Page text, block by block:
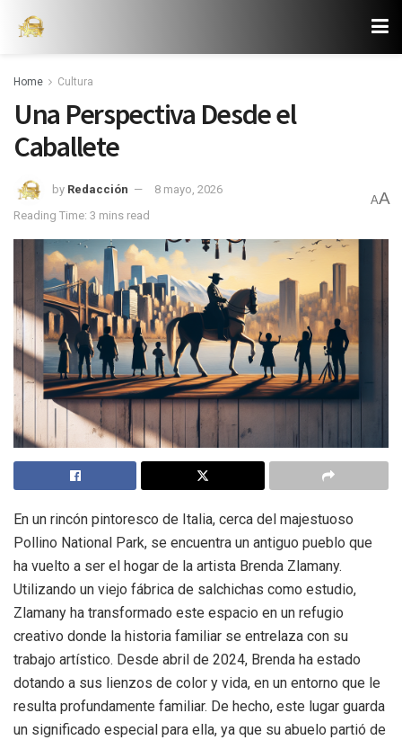
Home Cultura
Una Perspectiva Desde el
Caballete
by Redacción
8 mayo, 2026
Reading Time: 3 mins read
AA
En un rincón pintoresco de Italia, cerca del majestuoso
Pollino National Park, se encuentra un antiguo pueblo que
ha vuelto a ser el hogar de la artista Brenda Zlamany.
Utilizando un viejo fábrica de salchichas como estudio,
Zlamany ha transformado este espacio en un refugio
creativo donde la historia familiar se entrelaza con su
trabajo artístico. Desde abril de 2024, Brenda ha estado
dotando a sus lienzos de color y vida, en un entorno que le
resulta profundamente familiar. De hecho, este lugar guarda
un significado especial para ella, ya que su abuelo partió de